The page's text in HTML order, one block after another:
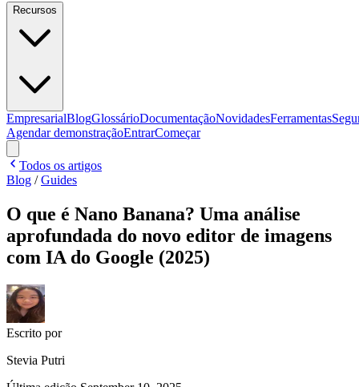
Recursos
EmpresarialBlogGlossárioDocumentaçãoNovidadesFerramentas
Agendar demonstraçãoEntrarComeçar
Todos os artigos
Blog /Guides
O que é Nano Banana? Uma análise
aprofundada do novo editor de imagens
com IA do Google (2025)
Escrito por
Stevia Putri